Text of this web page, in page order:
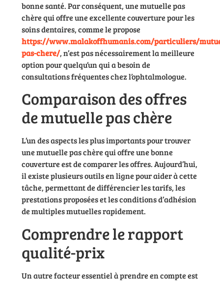
bonne santé. Par conséquent, une mutuelle pas
chère qui offre une excellente couverture pour les
soins dentaires, comme le propose
https://www.malakoffhumanis.com/particuliers/
pas-chere/, n’est pas nécessairement la meilleure
option pour quelqu’un qui a besoin de
consultations fréquentes chez l’ophtalmologue.
Comparaison des offres
de mutuelle pas chère
L’un des aspects les plus importants pour trouver
une mutuelle pas chère qui offre une bonne
couverture est de comparer les offres. Aujourd’hui,
il existe plusieurs outils en ligne pour aider à cette
tâche, permettant de différencier les tarifs, les
prestations proposées et les conditions d’adhésion
de multiples mutuelles rapidement.
Comprendre le rapport
qualité-prix
Un autre facteur essentiel à prendre en compte est